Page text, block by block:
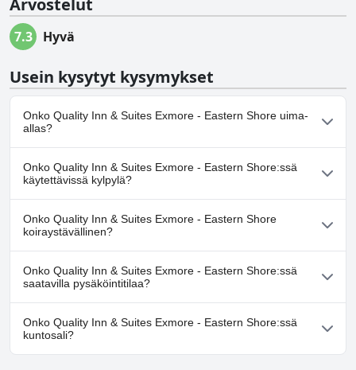
Arvostelut
7.3 Hyvä
Usein kysytyt kysymykset
Onko Quality Inn & Suites Exmore - Eastern Shore uima-
allas?
Kyllä, Quality Inn & Suites Exmore - Eastern Shore:ssä on uima-
allas/altaita, jotka kuuluvat yhteen tai useampaan seuraavista
luokista: Ulkouima-allas.
Onko Quality Inn & Suites Exmore - Eastern Shore:ssä
käytettävissä kylpylä?
Ei, Quality Inn & Suites Exmore - Eastern Shore ei tarjoa kylpylää.
Onko Quality Inn & Suites Exmore - Eastern Shore
koiraystävällinen?
Ei, Quality Inn & Suites Exmore - Eastern Shore ei salli koiria.
Onko Quality Inn & Suites Exmore - Eastern Shore:ssä
saatavilla pysäköintitilaa?
Kyllä, Quality Inn & Suites Exmore - Eastern Shore tarjoaa
pysäköintimahdollisuuden.
Onko Quality Inn & Suites Exmore - Eastern Shore:ssä
kuntosali?